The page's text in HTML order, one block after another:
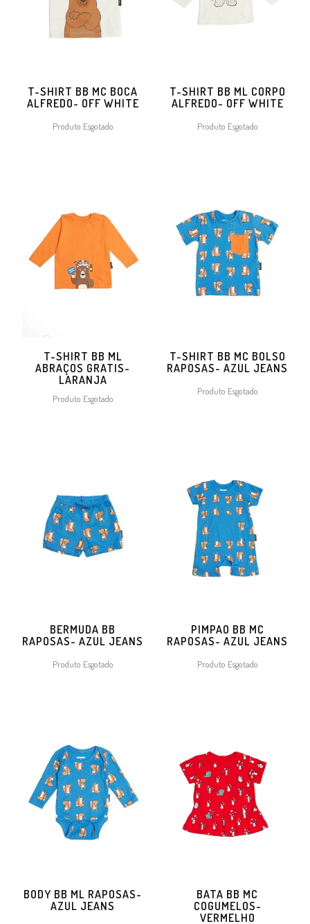
T-SHIRT BB MC BOCA
ALFREDO- OFF WHITE
Produto Esgotado
T-SHIRT BB ML CORPO
ALFREDO- OFF WHITE
Produto Esgotado
T-SHIRT BB ML
ABRAÇOS GRATIS-
LARANJA
Produto Esgotado
T-SHIRT BB MC BOLSO
RAPOSAS- AZUL JEANS
Produto Esgotado
BERMUDA BB
RAPOSAS- AZUL JEANS
Produto Esgotado
PIMPAO BB MC
RAPOSAS- AZUL JEANS
Produto Esgotado
BODY BB ML RAPOSAS-
AZUL JEANS
BATA BB MC
COGUMELOS-
VERMELHO